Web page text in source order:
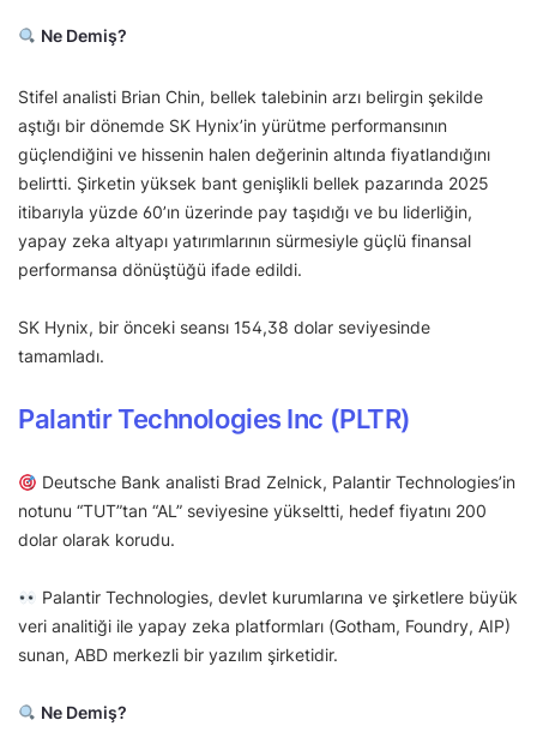
Ne Demiş?
Stifel analisti Brian Chin, bellek talebinin arzı belirgin şekilde
aştığı bir dönemde SK Hynix’in yürütme performansının
güçlendiğini ve hissenin halen değerinin altında fiyatlandığını
belirtti. Şirketin yüksek bant genişlikli bellek pazarında 2025
itibarıyla yüzde 60’ın üzerinde pay taşıdığı ve bu liderliğin,
yapay zeka altyapı yatırımlarının sürmesiyle güçlü finansal
performansa dönüştüğü ifade edildi.
SK Hynix, bir önceki seansı 154,38 dolar seviyesinde
tamamladı.
Palantir Technologies Inc (PLTR)
Deutsche Bank analisti Brad Zelnick, Palantir Technologies’in
notunu “TUT”tan “AL” seviyesine yükseltti, hedef fiyatını 200
dolar olarak korudu.
Palantir Technologies, devlet kurumlarına ve şirketlere büyük
veri analitiği ile yapay zeka platformları (Gotham, Foundry, AIP)
sunan, ABD merkezli bir yazılım şirketidir.
Ne Demiş?